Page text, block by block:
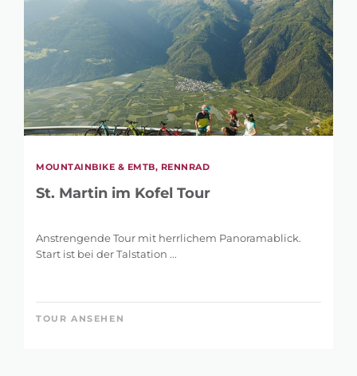
MOUNTAINBIKE & EMTB, RENNRAD
St. Martin im Kofel Tour
Anstrengende Tour mit herrlichem Panoramablick.
Start ist bei der Talstation ...
TOUR ANSEHEN